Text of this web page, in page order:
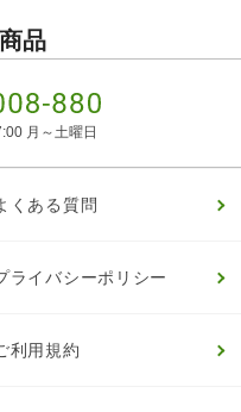
品
月～土曜日
くある質問
ライバシーポリシー
利用規約